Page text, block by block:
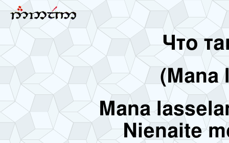
Что
(Mana
Mana
Nienaite